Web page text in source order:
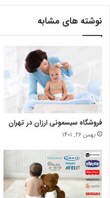
نوشته های مشابه
فروشگاه سیسمونی ارزان در تهران
بهمن 26, 1401